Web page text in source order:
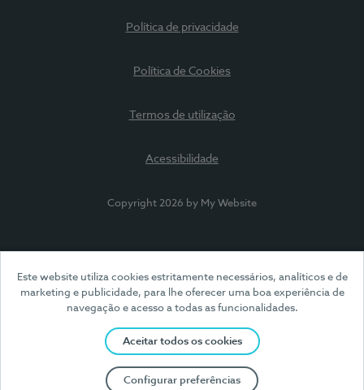
Este website utiliza cookies estritamente necessários, analíticos e de
marketing e publicidade, para lhe oferecer uma boa experiência de
navegação e acesso a todas as funcionalidades.
Aceitar todos os cookies
Configurar preferências
Política de privacidade
Política de Cookies
Termos de utilização
Acessibilidade
Copyright 2026 by My Website